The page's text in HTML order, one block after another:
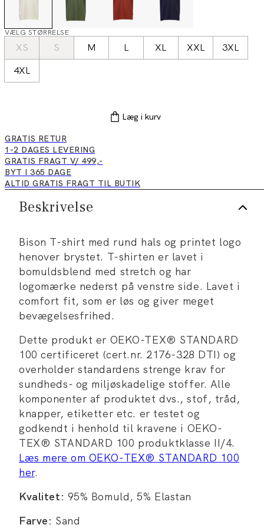
VÆLG STØRRELSE
XS S M L XL XXL
3XL
4XL
Læg i kurv
GRATIS RETUR
1-2 DAGES LEVERING
GRATIS FRAGT V/ 499,-
BYT I 365 DAGE
ALTID GRATIS FRAGT TIL BUTIK
Beskrivelse
Bison T-shirt med rund hals og printet logo
henover brystet. T-shirten er lavet i
bomuldsblend med stretch og har
logomærke nederst på venstre side. Lavet i
comfort fit, som er løs og giver meget
bevægelsesfrihed.
Dette produkt er OEKO-TEX® STANDARD
100 certificeret (cert.nr. 2176-328 DTI) og
overholder standardens strenge krav for
sundheds- og miljøskadelige stoffer. Alle
komponenter af produktet dvs., stof, tråd,
knapper, etiketter etc. er testet og
godkendt i henhold til kravene i OEKO-
TEX® STANDARD 100 produktklasse II/4.
Læs mere om OEKO-TEX® STANDARD 100
her.
Kvalitet: 95% Bomuld, 5% Elastan
Farve: Sand